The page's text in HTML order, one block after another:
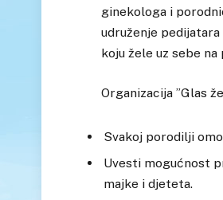
ginekologa i
udruženje
koju žele uz sebe na
Organizacija ”Glas
Svakoj porodilji
Uvesti mogućnost
majke i djeteta.